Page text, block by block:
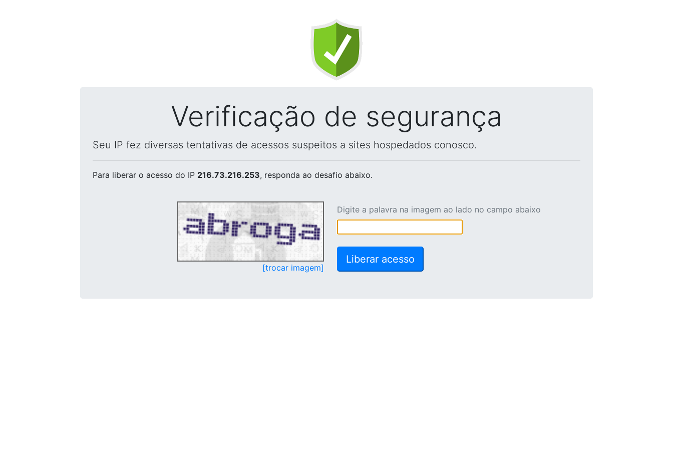
Verificação de segurança
Seu IP fez diversas tentativas de acessos suspeitos a sites hospedados conosco.
Para liberar o acesso do IP 216.73.216.253, responda ao desafio abaixo.
[trocar imagem]
Digite a palavra na imagem ao lado no campo abaixo